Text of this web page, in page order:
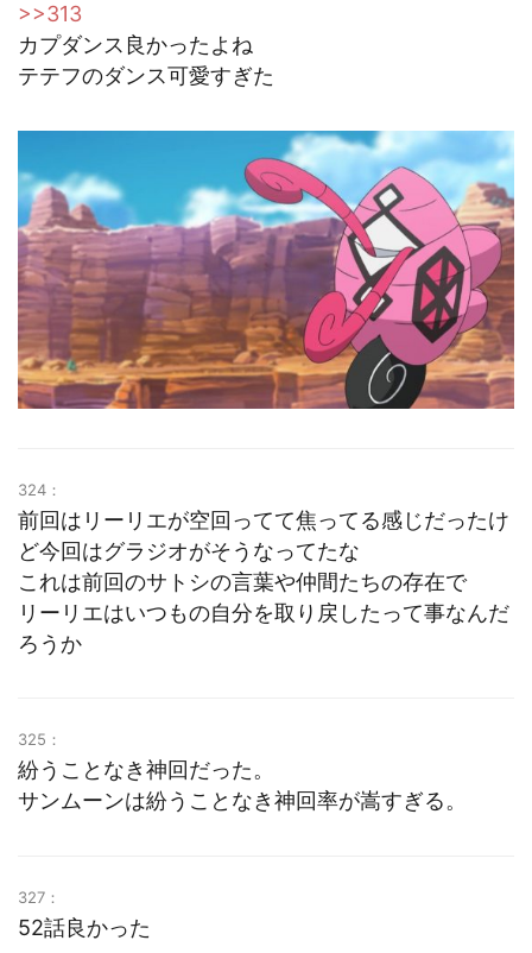
>>313
カプダンス良かったよね
テテフのダンス可愛すぎた
324：
前回はリーリエが空回ってて焦ってる感じだったけ
ど今回はグラジオがそうなってたな
これは前回のサトシの言葉や仲間たちの存在で
リーリエはいつもの自分を取り戻したって事なんだ
ろうか
325：
紛うことなき神回だった。
サンムーンは紛うことなき神回率が嵩すぎる。
327：
52話良かった